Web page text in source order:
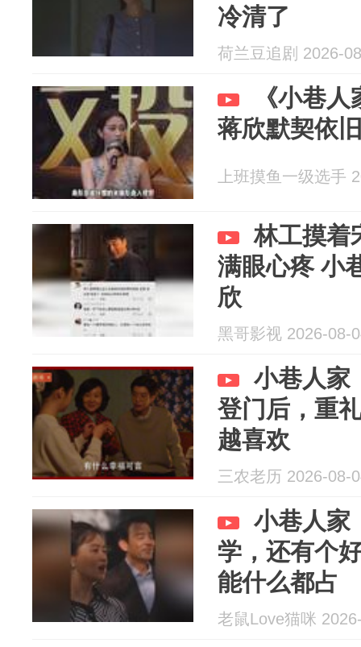
冷清了
荷兰豆追剧 2026-
《小巷
蒋欣默契依
上班摸鱼一级选手
林工摸着
满眼心疼 小巷人家｜李光洁｜蒋
欣
黑哥影视 2026-08-
小巷人家
登门后，重
越喜欢
三农老历 2026-08-
小巷人家
学，还有个
能什么都占
老鼠Love猫咪